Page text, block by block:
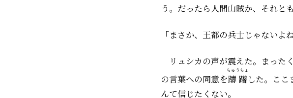
う。だったら人間――山賊か、それとも――
「まさか、王都の兵士じゃないよね
リュシカの声が震えた。まった
の言葉への同意を躊躇
ちゅうちょ
した。こ
んて信じたくない。